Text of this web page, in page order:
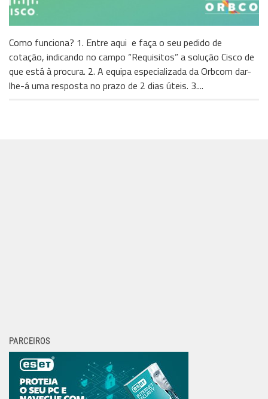
Como funciona? 1. Entre aqui e faça o seu pedido de
cotação, indicando no campo “Requisitos” a solução Cisco de
que está à procura. 2. A equipa especializada da Orbcom dar-
lhe-á uma resposta no prazo de 2 dias úteis. 3....
PARCEIROS